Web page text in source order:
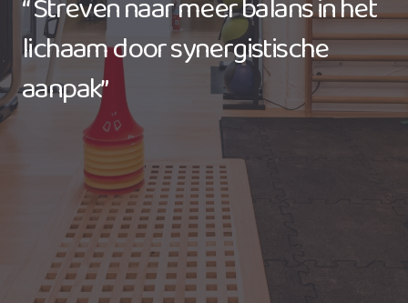
“ Streven naar meer balans in het
lichaam door synergistische
aanpak”